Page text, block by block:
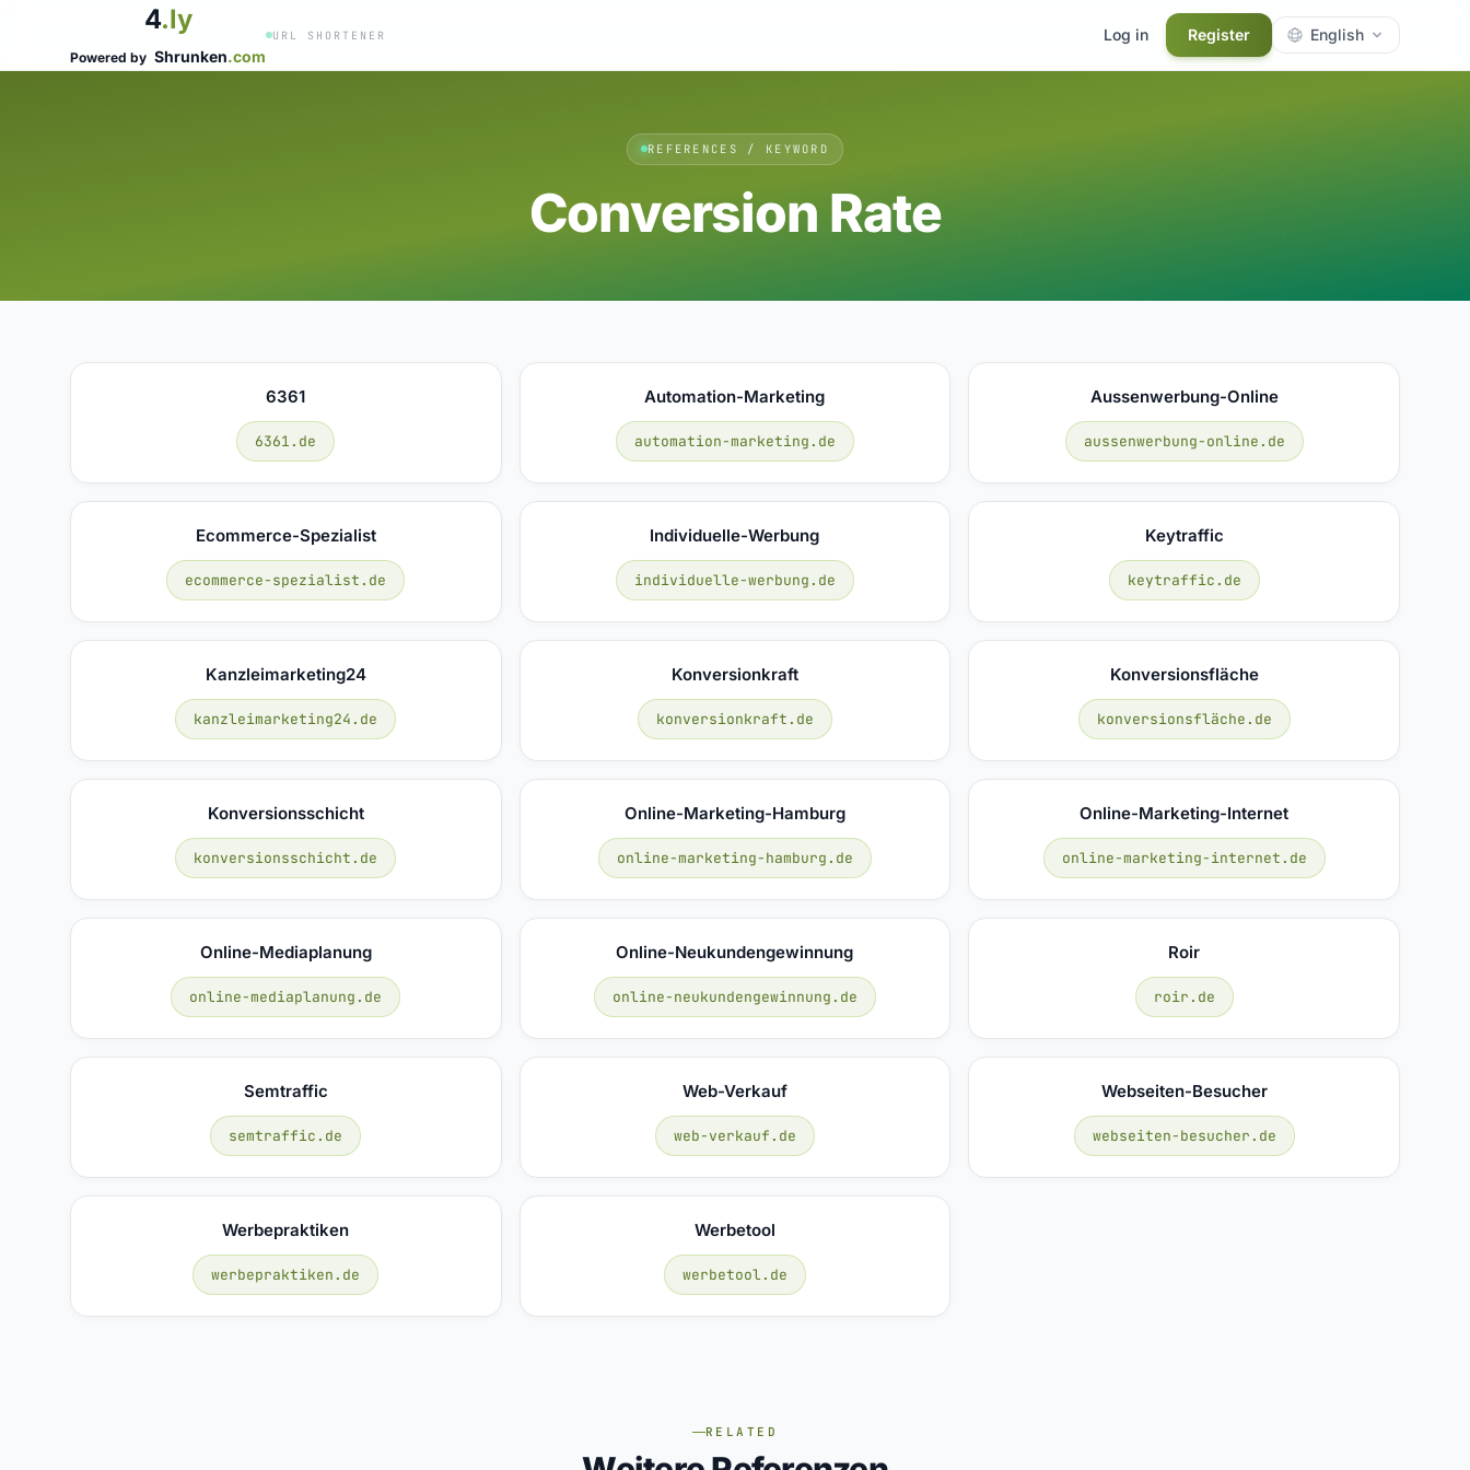
4.ly
Powered by Shrunken.com
URL SHORTENER Log in Register English
REFERENCES / KEYWORD
Conversion Rate
6361
6361.de
Automation-Marketing
automation-marketing.de
Aussenwerbung-Online
aussenwerbung-online.de
Ecommerce-Spezialist
ecommerce-spezialist.de
Individuelle-Werbung
individuelle-werbung.de
Keytraffic
keytraffic.de
Kanzleimarketing24
kanzleimarketing24.de
Konversionkraft
konversionkraft.de
Konversionsfläche
konversionsfläche.de
Konversionsschicht
konversionsschicht.de
Online-Marketing-Hamburg
online-marketing-hamburg.de
Online-Marketing-Internet
online-marketing-internet.de
Online-Mediaplanung
online-mediaplanung.de
Online-Neukundengewinnung
online-neukundengewinnung.de
Roir
roir.de
Semtraffic
semtraffic.de
Web-Verkauf
web-verkauf.de
Webseiten-Besucher
webseiten-besucher.de
Werbepraktiken
werbepraktiken.de
Werbetool
werbetool.de
RELATED